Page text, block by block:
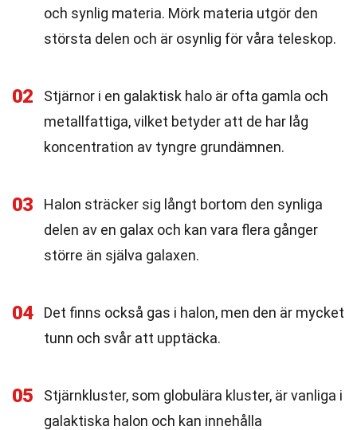
och synlig materia. Mörk materia utgör den
största delen och är osynlig för våra teleskop.
02
Stjärnor i en galaktisk halo är ofta gamla och
metallfattiga, vilket betyder att de har låg
koncentration av tyngre grundämnen.
03
Halon sträcker sig långt bortom den synliga
delen av en galax och kan vara flera gånger
större än själva galaxen.
04
Det finns också gas i halon, men den är mycket
tunn och svår att upptäcka.
05
Stjärnkluster, som globulära kluster, är vanliga i
galaktiska halon och kan innehålla